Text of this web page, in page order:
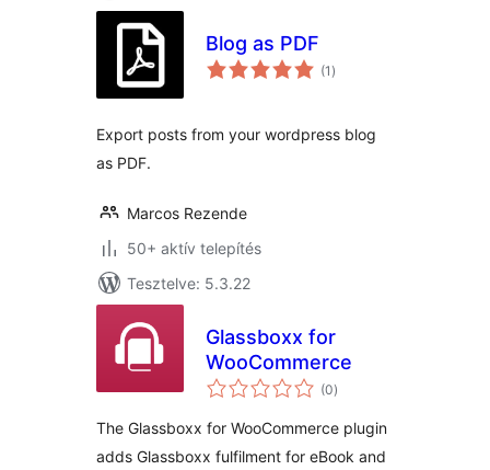
Blog as PDF
(1 értékelés
összesen
)
Export posts from your wordpress blog
as PDF.
Marcos Rezende
50+ aktív telepítés
Tesztelve: 5.3.22
Glassboxx for
WooCommerce
(0értékelés
összesen
)
The Glassboxx for WooCommerce plugin
adds Glassboxx fulfilment for eBook and